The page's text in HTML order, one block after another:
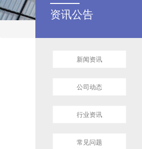
资讯公告
新闻资讯
公司动态
行业资讯
常见问题